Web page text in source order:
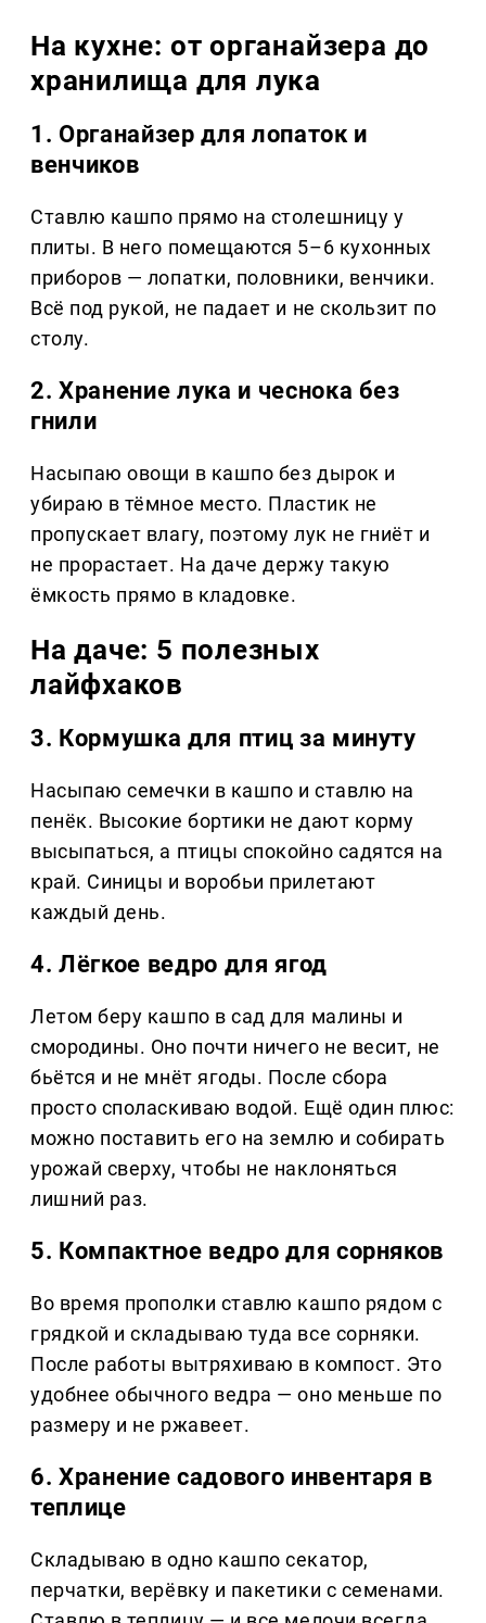
На кухне: от органайзера до
хранилища для лука
1. Органайзер для лопаток и
венчиков
Ставлю кашпо прямо на столешницу у
плиты. В него помещаются 5–6 кухонных
приборов — лопатки, половники, венчики.
Всё под рукой, не падает и не скользит по
столу.
2. Хранение лука и чеснока без
гнили
Насыпаю овощи в кашпо без дырок и
убираю в тёмное место. Пластик не
пропускает влагу, поэтому лук не гниёт и
не прорастает. На даче держу такую
ёмкость прямо в кладовке.
На даче: 5 полезных
лайфхаков
3. Кормушка для птиц за минуту
Насыпаю семечки в кашпо и ставлю на
пенёк. Высокие бортики не дают корму
высыпаться, а птицы спокойно садятся на
край. Синицы и воробьи прилетают
каждый день.
4. Лёгкое ведро для ягод
Летом беру кашпо в сад для малины и
смородины. Оно почти ничего не весит, не
бьётся и не мнёт ягоды. После сбора
просто споласкиваю водой. Ещё один плюс:
можно поставить его на землю и собирать
урожай сверху, чтобы не наклоняться
лишний раз.
5. Компактное ведро для сорняков
Во время прополки ставлю кашпо рядом с
грядкой и складываю туда все сорняки.
После работы вытряхиваю в компост. Это
удобнее обычного ведра — оно меньше по
размеру и не ржавеет.
6. Хранение садового инвентаря в
теплице
Складываю в одно кашпо секатор,
перчатки, верёвку и пакетики с семенами.